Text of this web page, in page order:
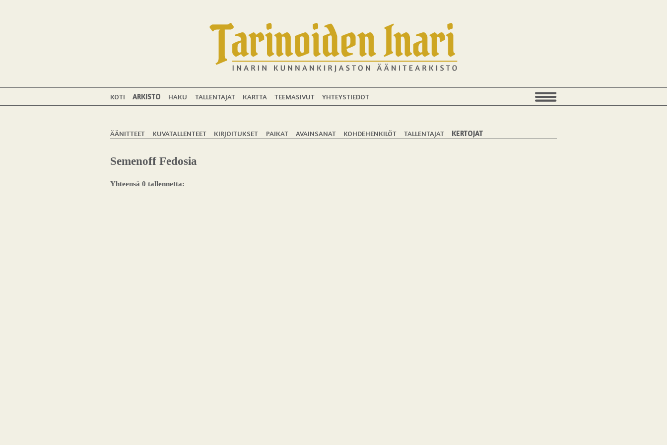
KOTI ARKISTO HAKU TALLENTAJAT KARTTA TEEMASIVUT YHTEYSTIEDOT
ÄÄNITTEET KUVATALLENTEET KIRJOITUKSET PAIKAT AVAINSANAT KOHDEHENKILÖT TALLENTAJAT KERTOJAT
Semenoff Fedosia
Yhteensä 0 tallennetta: